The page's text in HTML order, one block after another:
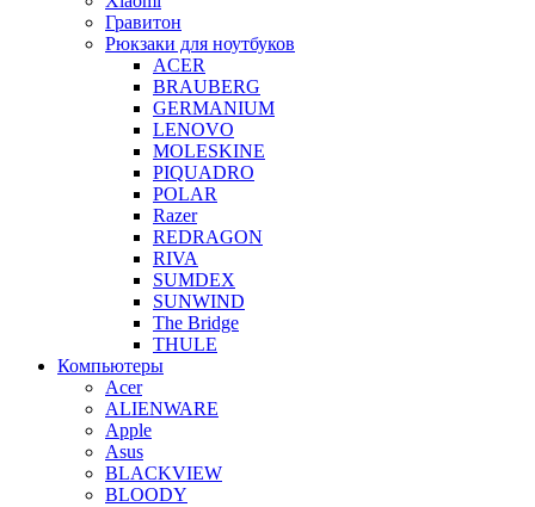
Гравитон
Рюкзаки для ноутбуков
ACER
BRAUBERG
GERMANIUM
LENOVO
MOLESKINE
PIQUADRO
POLAR
Razer
REDRAGON
RIVA
SUMDEX
SUNWIND
The Bridge
THULE
Компьютеры
Acer
ALIENWARE
Apple
Asus
BLACKVIEW
BLOODY